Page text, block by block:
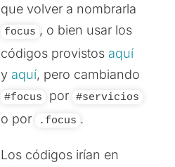
que volver a nombrarla
focus , o bien usar los
códigos provistos aquí
y aquí, pero cambiando
#focus por #servicios
o por .focus .
Los códigos irían en